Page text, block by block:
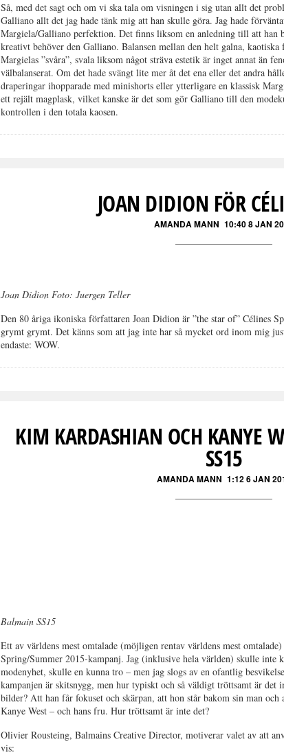
Så, med det sagt och om vi ska tala om visningen i sig utan allt det
Galliano allt det jag hade tänk mig att han skulle göra. Jag hade
Margiela/Galliano perfektion. Det finns liksom en anledning till att han
kreativt behöver den Galliano. Balansen mellan den helt galna,
Margielas ”svåra”, svala liksom något sträva estetik är inget annat än
välbalanserat. Om det hade svängt lite mer åt det ena eller det andra
draperingar ihopparade med minishorts eller ytterligare en klassisk
ett rejält magplask, vilket kanske är det som gör Galliano till den
kontrollen i den totala kaosen.
JOAN DIDION FÖR
AMANDA MANN 10:40 8 JAN
Joan Didion Foto: Juergen Teller
Den 80 åriga ikoniska författaren Joan Didion är ”the star of” Célines
grymt grymt. Det känns som att jag inte har så mycket ord inom mig
endaste: WOW.
KIM KARDASHIAN OCH KANYE
SS15
AMANDA MANN 1:12 6 JAN
Balmain SS15
Ett av världens mest omtalade (möjligen rentav världens mest
Spring/Summer 2015-kampanj. Jag (inklusive hela världen) skulle inte
modenyhet, skulle en kunna tro – men jag slogs av en ofantlig
kampanjen är skitsnygg, men hur typiskt och så väldigt tröttsamt är
bilder? Att han får fokuset och skärpan, att hon står bakom sin man
Kanye West – och hans fru. Hur tröttsamt är inte det?
Olivier Rousteing, Balmains Creative Director, motiverar valet av att
vis: